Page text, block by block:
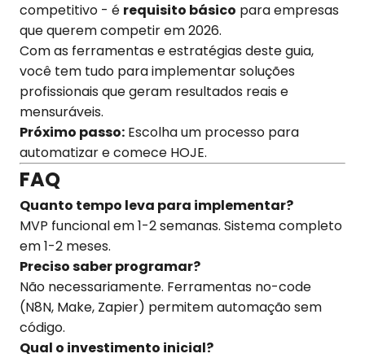
competitivo - é requisito básico para empresas
que querem competir em 2026.
Com as ferramentas e estratégias deste guia,
você tem tudo para implementar soluções
profissionais que geram resultados reais e
mensuráveis.
Próximo passo: Escolha um processo para
automatizar e comece HOJE.
FAQ
Quanto tempo leva para implementar?
MVP funcional em 1-2 semanas. Sistema completo
em 1-2 meses.
Preciso saber programar?
Não necessariamente. Ferramentas no-code
(N8N, Make, Zapier) permitem automação sem
código.
Qual o investimento inicial?